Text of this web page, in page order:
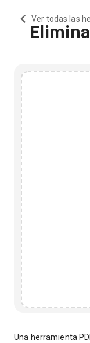
Ver todas las
Una herramienta